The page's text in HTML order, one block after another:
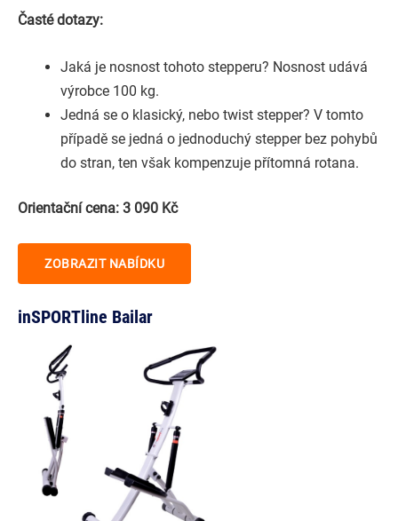
Časté dotazy:
Jaká je nosnost tohoto stepperu? Nosnost udává
výrobce 100 kg.
Jedná se o klasický, nebo twist stepper? V tomto
případě se jedná o jednoduchý stepper bez pohybů
do stran, ten však kompenzuje přítomná rotana.
Orientační cena: 3 090 Kč
ZOBRAZIT NABÍDKU
inSPORTline Bailar